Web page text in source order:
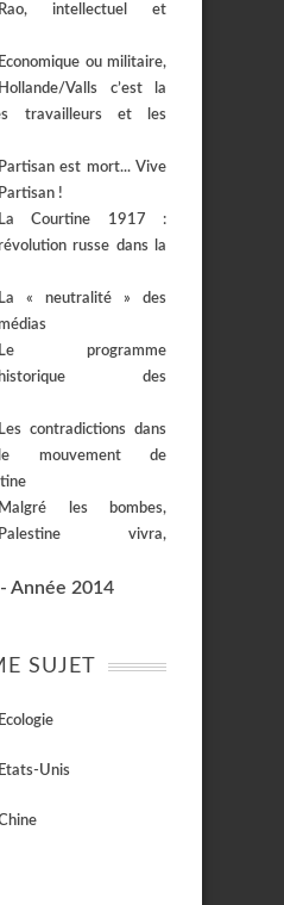
Rao, intellectuel et
Economique ou militaire,
Hollande/Valls c’est la
travailleurs et les
Partisan est mort... Vive
Partisan !
La Courtine 1917 :
russe dans la
La « neutralité » des
Le programme
historique des
Les contradictions dans
le mouvement de
Malgré les bombes,
Palestine vivra,
Année 2014
SUJET
Ecologie
Etats-Unis